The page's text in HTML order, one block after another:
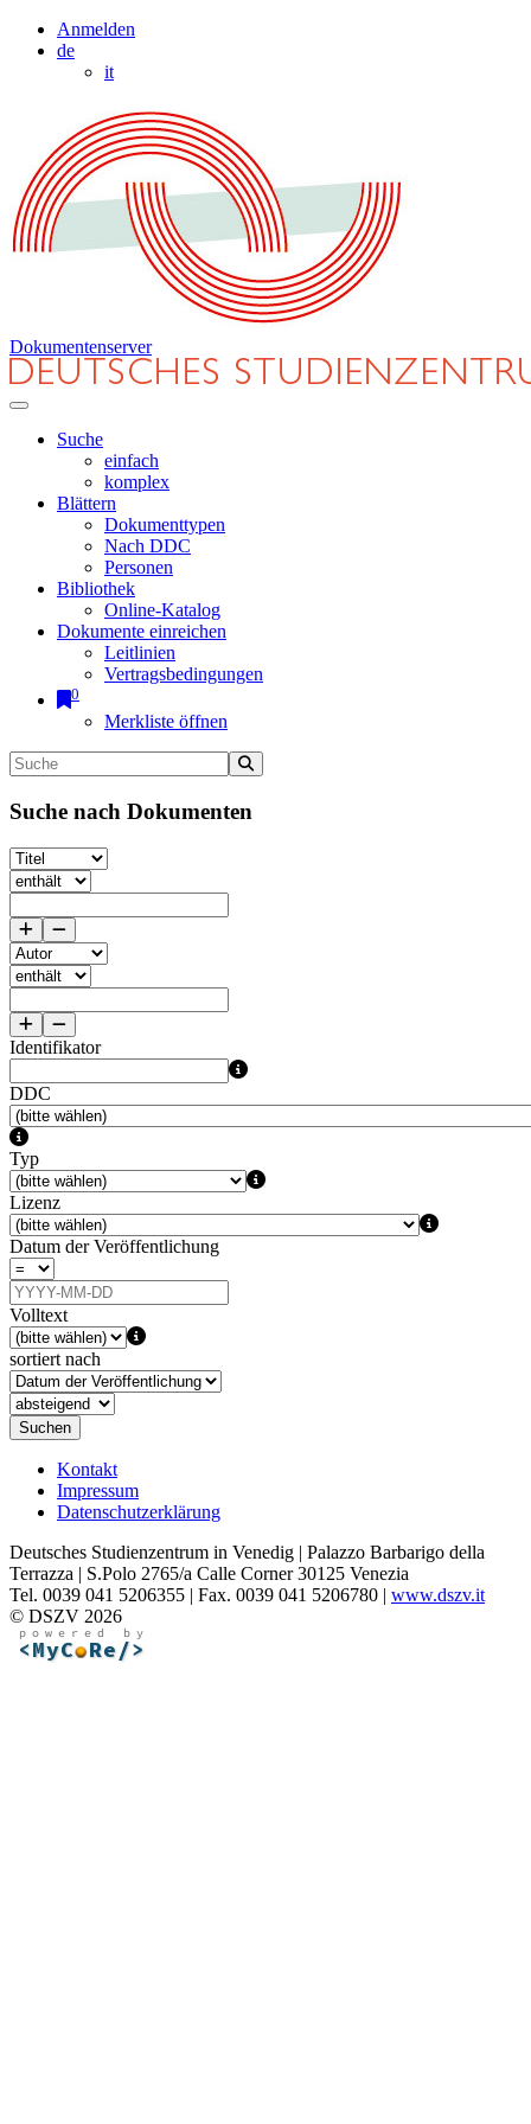
Anmelden
de
it
Dokumentenserver
Suche
einfach
komplex
Blättern
Dokumenttypen
Nach DDC
Personen
Bibliothek
Online-Katalog
Dokumente einreichen
Leitlinien
Vertragsbedingungen
0
Merkliste öffnen
Suche nach Dokumenten
Identifikator
DDC
Typ
Lizenz
Datum der Veröffentlichung
Volltext
sortiert nach
Suchen
Kontakt
Impressum
Datenschutzerklärung
Deutsches Studienzentrum in Venedig | Palazzo Barbarigo della
Terrazza | S.Polo 2765/a Calle Corner 30125 Venezia
Tel. 0039 041 5206355 | Fax. 0039 041 5206780 | www.dszv.it
© DSZV 2026